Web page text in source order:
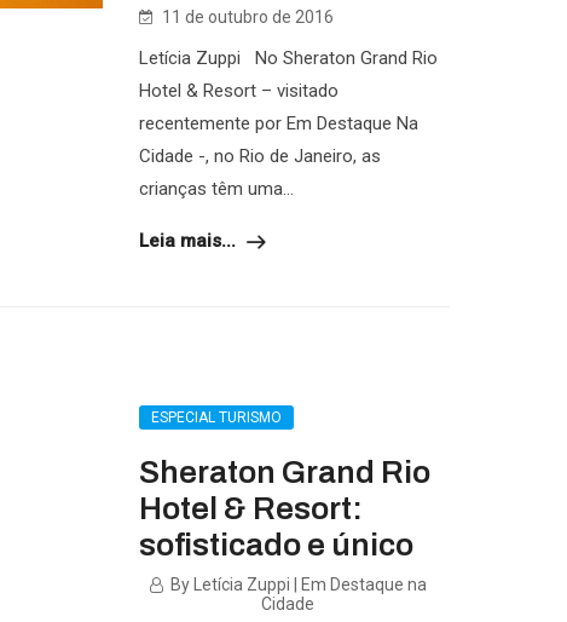
11 de outubro de 2016
Letícia Zuppi No Sheraton Grand Rio
Hotel & Resort – visitado
recentemente por Em Destaque Na
Cidade -, no Rio de Janeiro, as
crianças têm uma...
Leia mais...
ESPECIAL TURISMO
Sheraton Grand Rio
Hotel & Resort:
sofisticado e único
By Letícia Zuppi | Em Destaque na
Cidade